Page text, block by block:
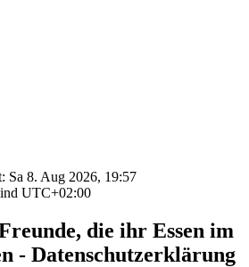
Sa 8. Aug 2026, 19:57
UTC+02:00
die ihr Essen im
- Datenschutzerklärung